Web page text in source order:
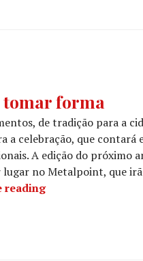
tomar forma
de tradição para a
a celebração, que contará
A edição do próximo
no Metalpoint, que
readingPORTO